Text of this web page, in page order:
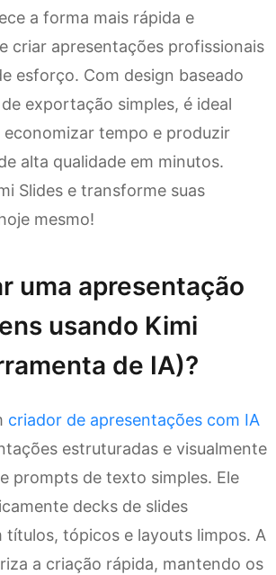
a forma mais rápida e
criar apresentações profissionais
esforço. Com design baseado
exportação simples, é ideal
economizar tempo e produzir
alta qualidade em minutos.
Slides e transforme suas
mesmo!
uma apresentação
usando Kimi
de IA)?
criador de apresentações com IA
estruturadas e visualmente
prompts de texto simples. Ele
decks de slides
títulos, tópicos e layouts limpos. A
a criação rápida, mantendo os